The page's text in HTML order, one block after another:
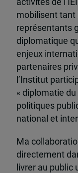
mobilisent tant
représentants
diplomatique
enjeux
partenaires
l’Institut
« diplomatie
politiques
national et
Ma
directement
livrer au